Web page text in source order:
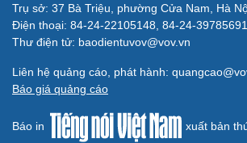
Trụ sở: 37 Bà Triệu, phường Cửa Nam, Hà
Điện thoại: 84-24-22105148, 84-24-39785691
Thư điện tử: baodientuvov@vov.vn
Liên hệ quảng cáo, phát hành:
Báo giá quảng cáo
Báo in xuất bản